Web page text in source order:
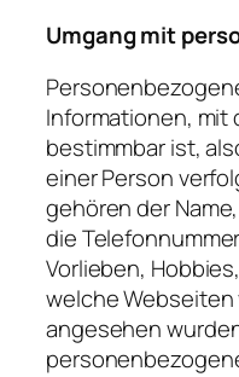
Umgang mit
Informationen, mit
bestimmbar ist,
einer Person
gehören der
die
Vorlieben,
welche Webseiten
angesehen